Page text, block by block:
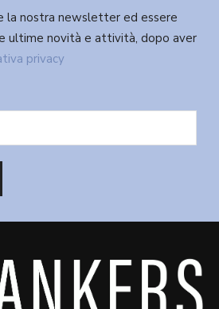
la nostra newsletter ed essere
ultime novità e attività, dopo aver
privacy